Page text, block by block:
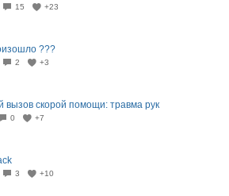
15 +23
???
2 +3
вызов скорой помощи: травма рук
0 +7
3 +10